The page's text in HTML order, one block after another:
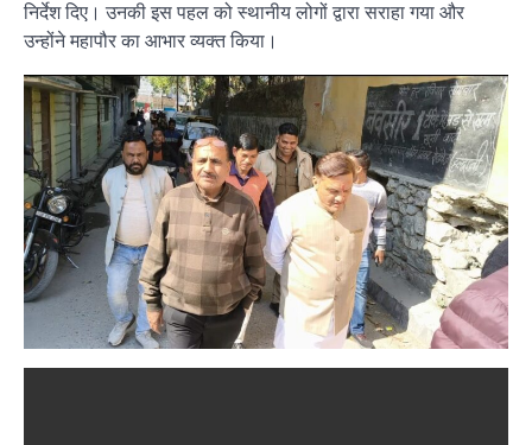
निर्देश दिए। उनकी इस पहल को स्थानीय लोगों द्वारा सराहा गया और
उन्होंने महापौर का आभार व्यक्त किया।